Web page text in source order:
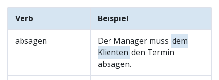
Verb Beispiel
absagen Der Manager muss dem
Klienten den Termin
absagen.